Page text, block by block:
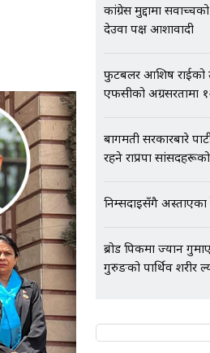
कांग्रेस मुद्दामा
देउवा पक्ष आशावादी
फुटबलर आशिष राईको
एफसीको
बागमती सरकारबारे
रहने राप्रपा
निम्सदाइसँगै अस्ताएका
ब्रोड पिकमा ज्यान
गुरुङको पार्थिव शरीर